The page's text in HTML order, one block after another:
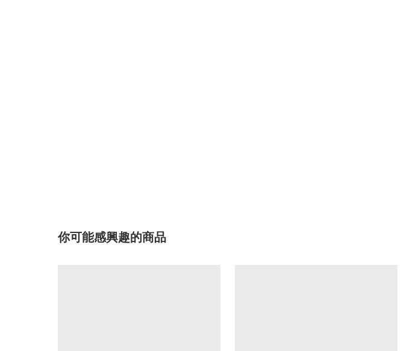
你可能感興趣的商品